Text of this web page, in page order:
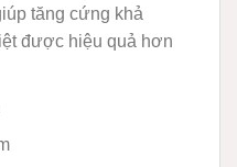
tăng cứng khả
được hiệu quả hơn